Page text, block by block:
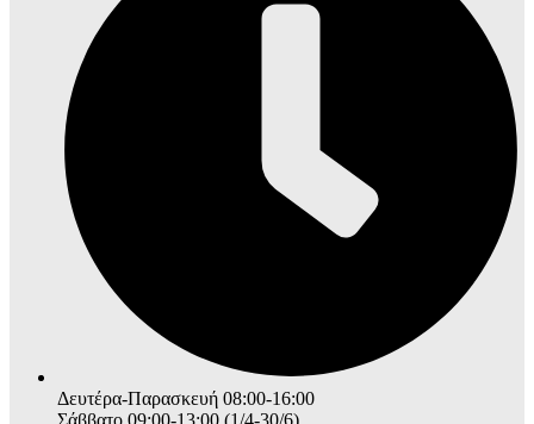
Δευτέρα-Παρασκευή 08:00-16:00
Σάββατο 09:00-13:00 (1/4-30/6)